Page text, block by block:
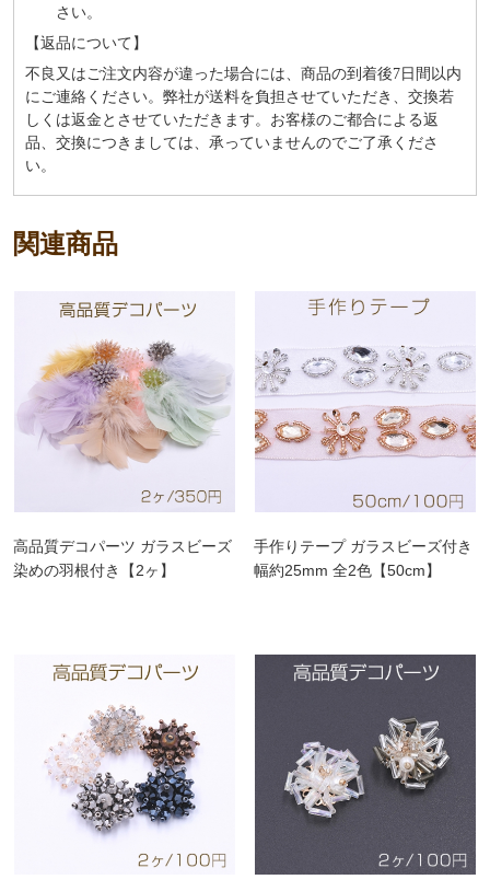
さい。
【返品について】
不良又はご注文内容が違った場合には、商品の到着後7日間以内
にご連絡ください。弊社が送料を負担させていただき、交換若
しくは返金とさせていただきます。お客様のご都合による返
品、交換につきましては、承っていませんのでご了承くださ
い。
関連商品
高品質デコパーツ ガラスビーズ
染めの羽根付き【2ヶ】
手作りテープ ガラスビーズ付き
幅約25mm 全2色【50cm】